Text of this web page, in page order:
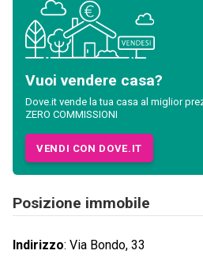
Vuoi vendere casa?
Dove.it vende la tua casa al miglior
ZERO COMMISSIONI
VENDI CON DOVE.IT
Posizione immobile
Indirizzo: Via Bondo, 33